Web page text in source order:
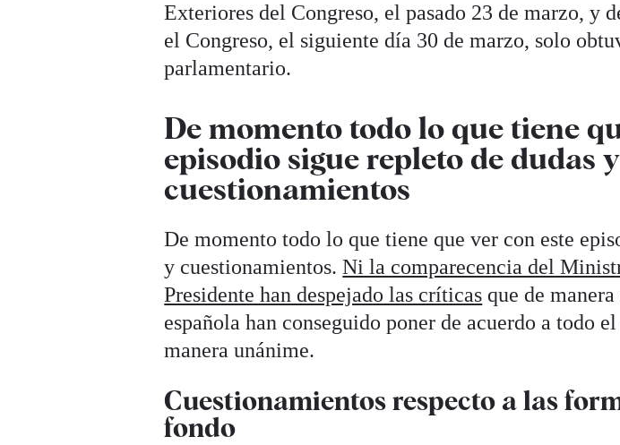
Exteriores del Congreso, el pasado 23 de marzo, y
el Congreso, el siguiente día 30 de marzo, solo
parlamentario.
De momento todo lo que tiene
episodio sigue repleto de dudas y
cuestionamientos
De momento todo lo que tiene que ver con este
y cuestionamientos.Ni la comparecencia del
Presidente han despejado las críticas que de
española han conseguido poner de acuerdo a todo
manera unánime.
Cuestionamientos respecto a las
fondo